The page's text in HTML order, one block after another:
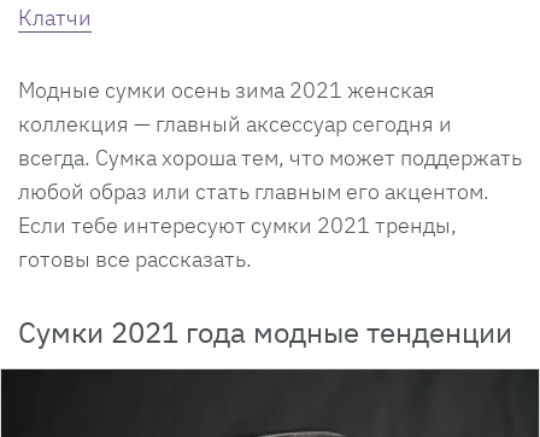
Клатчи
Модные сумки осень зима 2021 женская
коллекция — главный аксессуар сегодня и
всегда. Сумка хороша тем, что может поддержать
любой образ или стать главным его акцентом.
Если тебе интересуют сумки 2021 тренды,
готовы все рассказать.
Сумки 2021 года модные тенденции